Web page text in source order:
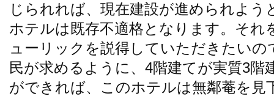
じられれば、現在建設が進められよ
ホテルは既存不適格となります。それ
ューリックを説得していただきたい
民が求めるように、4階建てが実質3
ができれば、このホテルは無鄰菴を見